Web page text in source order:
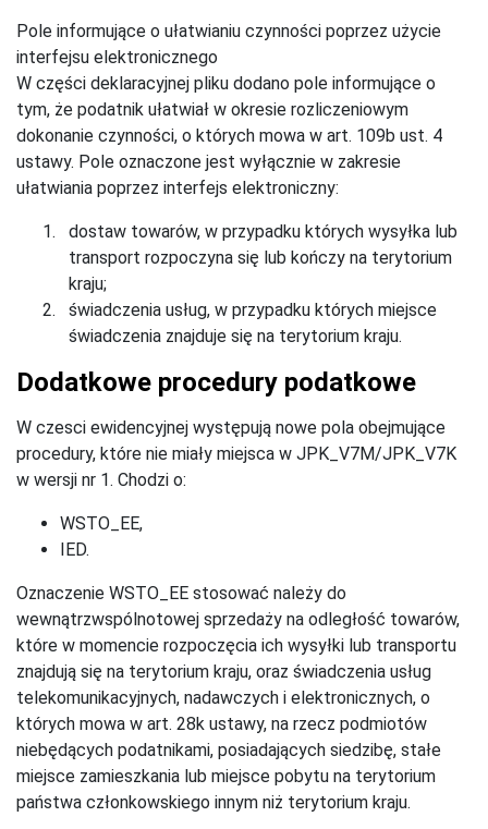
Pole informujące o ułatwianiu czynności poprzez użycie
interfejsu elektronicznego
W części deklaracyjnej pliku dodano pole informujące o
tym, że podatnik ułatwiał w okresie rozliczeniowym
dokonanie czynności, o których mowa w art. 109b ust. 4
ustawy. Pole oznaczone jest wyłącznie w zakresie
ułatwiania poprzez interfejs elektroniczny:
dostaw towarów, w przypadku których wysyłka lub
transport rozpoczyna się lub kończy na terytorium
kraju;
świadczenia usług, w przypadku których miejsce
świadczenia znajduje się na terytorium kraju.
Dodatkowe procedury podatkowe
W czesci ewidencyjnej występują nowe pola obejmujące
procedury, które nie miały miejsca w JPK_V7M/JPK_V7K
w wersji nr 1. Chodzi o:
WSTO_EE,
IED.
Oznaczenie WSTO_EE stosować należy do
wewnątrzwspólnotowej sprzedaży na odległość towarów,
które w momencie rozpoczęcia ich wysyłki lub transportu
znajdują się na terytorium kraju, oraz świadczenia usług
telekomunikacyjnych, nadawczych i elektronicznych, o
których mowa w art. 28k ustawy, na rzecz podmiotów
niebędących podatnikami, posiadających siedzibę, stałe
miejsce zamieszkania lub miejsce pobytu na terytorium
państwa członkowskiego innym niż terytorium kraju.